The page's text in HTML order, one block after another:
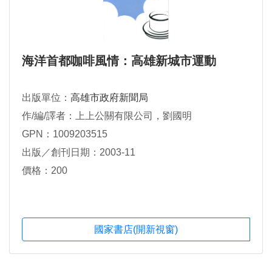
海洋首都咖啡風情：高雄新城市運動
出版單位： 高雄市政府新聞局
作/編/譯者：上上公關有限公司，劉國明
GPN：1009203515
出版／創刊日期：2003-11
價格：200
國家書店(開新視窗)